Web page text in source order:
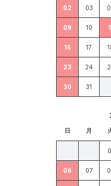
02 03
09 10
16 17
23 24
30 31
日 月
06 07